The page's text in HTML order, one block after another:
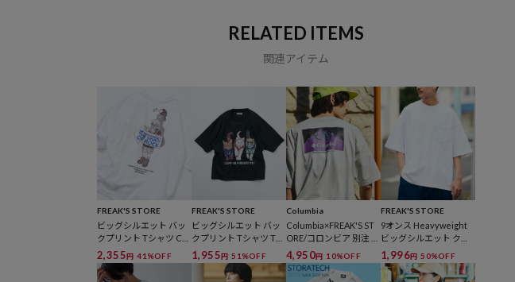
RELATED ITEMS
関連アイテム
FREAK'S STORE
ビッグシルエット バッ
クプリント Tシャツ CA
MP MAN【限定展開】
2,355円 41%OFF
FREAK'S STORE
ビッグシルエット バッ
クプリント Tシャツ TH
REE CATS スリーキャッ
ツ【限定展開】
1,955円 51%OFF
Columbia
Columbia×FREAK'S ST
ORE/コロンビア 別注 イ
ンペリアルパーク バッ
クプリント クルーネッ
クTシャツ【限定展開】
4,950円 10%OFF
FREAK'S STORE
9オンス Heavyweight
ビッグシルエット クル
ーネック ポケットTシ
ャツ/ヘビーウェイト
【限定展開】
1,996円 50%OFF